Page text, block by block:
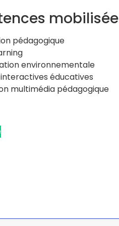
pédagogique
environnementale
éducatives
multimédia pédagogique